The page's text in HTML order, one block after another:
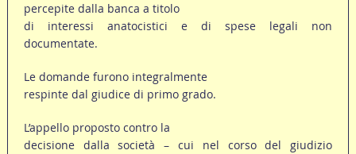
percepite dalla banca a titolo
di interessi anatocistici e di spese legali non
documentate.
Le domande furono integralmente
respinte dal giudice di primo grado.
L’appello proposto contro la
decisione dalla società – cui nel corso del giudizio